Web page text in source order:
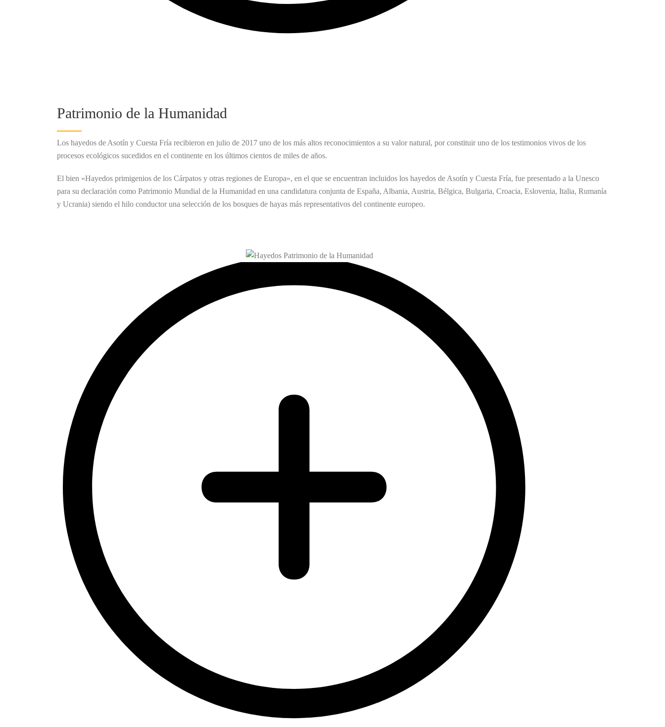
Patrimonio de la Humanidad
Los hayedos de Asotín y Cuesta Fría recibieron en julio de 2017 uno de los más altos reconocimientos a su valor natural, por constituir uno de los testimonios vivos de los
procesos ecológicos sucedidos en el continente en los últimos cientos de miles de años.
El bien «Hayedos primigenios de los Cárpatos y otras regiones de Europa», en el que se encuentran incluidos los hayedos de Asotín y Cuesta Fría, fue presentado a la Unesco
para su declaración como Patrimonio Mundial de la Humanidad en una candidatura conjunta de España, Albania, Austria, Bélgica, Bulgaria, Croacia, Eslovenia, Italia, Rumanía
y Ucrania) siendo el hilo conductor una selección de los bosques de hayas más representativos del continente europeo.